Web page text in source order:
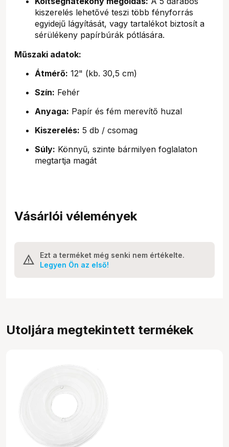
kiszerelés lehetővé teszi több fényforrás
egyidejű lágyítását, vagy tartalékot biztosít a
sérülékeny papírbúrák pótlására.
Műszaki adatok:
Átmérő: 12" (kb. 30,5 cm)
Szín: Fehér
Anyaga: Papír és fém merevítő huzal
Kiszerelés: 5 db / csomag
Súly: Könnyű, szinte bármilyen foglalaton
megtartja magát
Vásárlói vélemények
Ezt a terméket még senki nem értékelte.
Legyen Ön az első!
Utoljára megtekintett termékek